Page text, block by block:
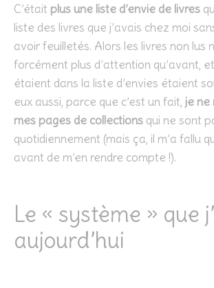
C’était plus une liste d’envie de livres
liste des livres que j’avais chez moi
avoir feuilletés. Alors les livres non lus
forcément plus d’attention qu’avant,
étaient dans la liste d’envies étaient
eux aussi, parce que c’est un fait, je ne
mes pages de collections qui ne sont
quotidiennement (mais ça, il m’a fallu
avant de m’en rendre compte !).
Le « système » que
aujourd’hui